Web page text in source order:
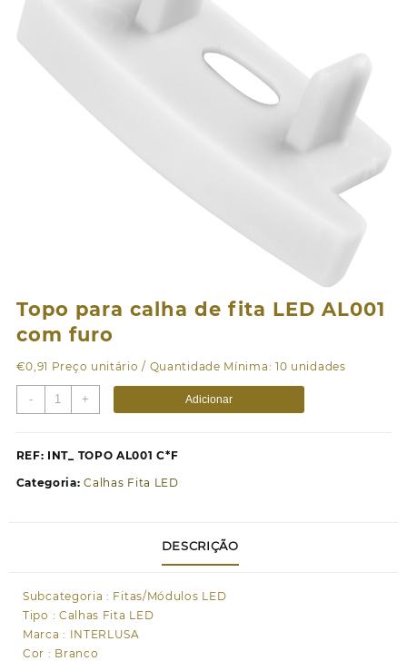
Topo para calha de fita LED AL001
com furo
€0,91 Preço unitário / Quantidade Mínima: 10 unidades
-
Quantidade
de
para
de
+ Adicionar
REF: INT_ TOPO AL001 C*F
Categoria:Calhas Fita LED
DESCRIÇÃO
Subcategoria : Fitas/Módulos LED
Tipo : Calhas Fita LED
Marca : INTERLUSA
Cor : Branco